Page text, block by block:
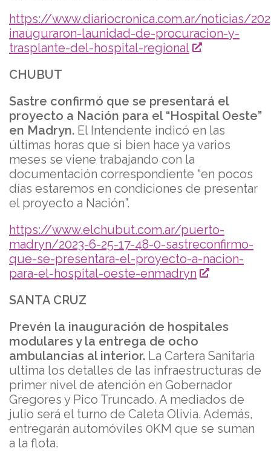
https://www.diariocronica.com.ar/noticias/
inauguraron-launidad-de-procuracion-y-
trasplante-del-hospital-regional
CHUBUT
Sastre confirmó que se presentará el
proyecto a Nación para el “Hospital Oeste”
en Madryn. El Intendente indicó en las
últimas horas que si bien hace ya varios
meses se viene trabajando con la
documentación correspondiente “en pocos
días estaremos en condiciones de presentar
el proyecto a Nación”.
https://www.elchubut.com.ar/puerto-
madryn/2023-6-25-17-48-0-sastreconfirmo-
que-se-presentara-el-proyecto-a-nacion-
para-el-hospital-oeste-enmadryn
SANTA CRUZ
Prevén la inauguración de hospitales
modulares y la entrega de ocho
ambulancias al interior. La Cartera Sanitaria
ultima los detalles de las infraestructuras de
primer nivel de atención en Gobernador
Gregores y Pico Truncado. A mediados de
julio será el turno de Caleta Olivia. Además,
entregarán automóviles 0KM que se suman
a la flota.